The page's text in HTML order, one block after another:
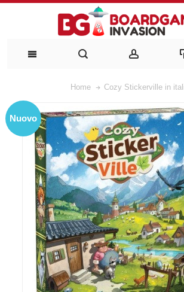
Home Cozy Stickerville in
Nuovo